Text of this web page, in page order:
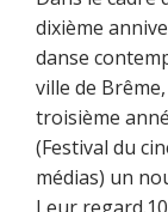
dixième
danse
ville de
troisième
(Festival du
médias) un
Leur